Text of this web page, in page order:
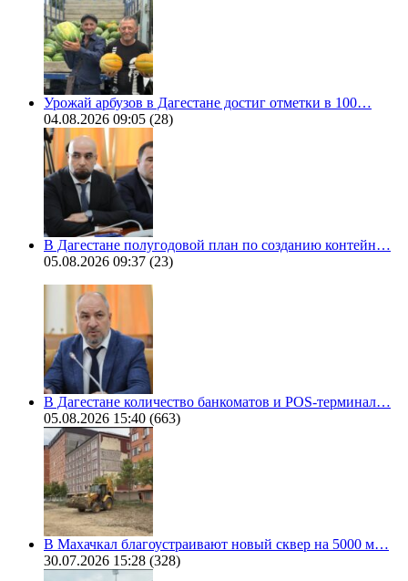
Урожай арбузов в Дагестане достиг отметки в 100…
04.08.2026 09:05 (28)
В Дагестане полугодовой план по созданию контейн…
05.08.2026 09:37 (23)
В Дагестане количество банкоматов и POS-терминал…
05.08.2026 15:40 (663)
В Махачкал благоустраивают новый сквер на 5000 м…
30.07.2026 15:28 (328)